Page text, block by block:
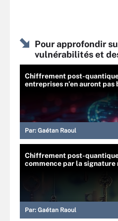
Pour approfondir
vulnérabilités et
Chiffrement post-
entreprises n’en auront
Par: Gaétan Raoul
Chiffrement post-
commence par la signature
Par: Gaétan Raoul